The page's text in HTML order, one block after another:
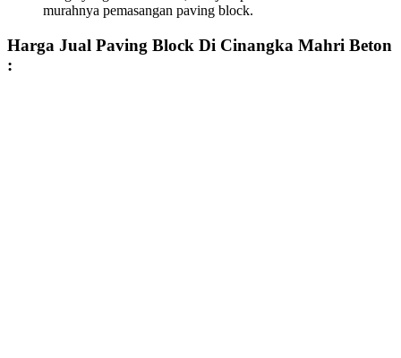
murahnya pemasangan paving block.
Harga Jual Paving Block Di Cinangka Mahri Beton
: